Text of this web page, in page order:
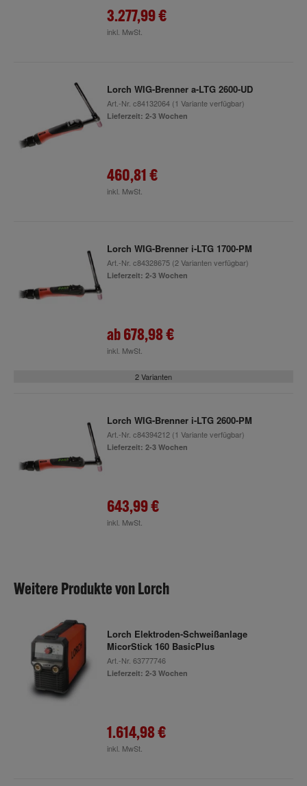
3.277,99 €
inkl. MwSt.
Lorch WIG-Brenner a-LTG 2600-UD
Art.-Nr. c84132064(1 Variante verfügbar)
Lieferzeit: 2-3 Wochen
460,81 €
inkl. MwSt.
Lorch WIG-Brenner i-LTG 1700-PM
Art.-Nr. c84328675(2 Varianten verfügbar)
Lieferzeit: 2-3 Wochen
ab678,98 €
inkl. MwSt.
2 Varianten
Lorch WIG-Brenner i-LTG 2600-PM
Art.-Nr. c84394212(1 Variante verfügbar)
Lieferzeit: 2-3 Wochen
643,99 €
inkl. MwSt.
Weitere Produkte von Lorch
Lorch Elektroden-Schweißanlage
MicorStick 160 BasicPlus
Art.-Nr. 63777746
Lieferzeit: 2-3 Wochen
1.614,98 €
inkl. MwSt.